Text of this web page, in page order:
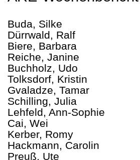
Buda, Silke
Dürrwald, Ralf
Biere, Barbara
Reiche, Janine
Buchholz, Udo
Tolksdorf, Kristin
Gvaladze, Tamar
Schilling, Julia
Lehfeld, Ann-Sophie
Cai, Wei
Kerber, Romy
Hackmann, Carolin
Preuß, Ute